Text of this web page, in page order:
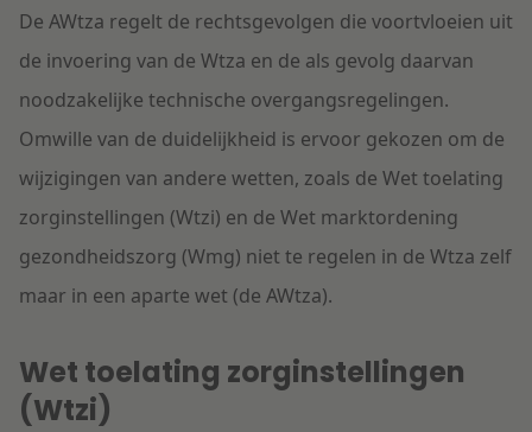
De AWtza regelt de rechtsgevolgen die voortvloeien uit
de invoering van de Wtza en de als gevolg daarvan
noodzakelijke technische overgangsregelingen.
Omwille van de duidelijkheid is ervoor gekozen om de
wijzigingen van andere wetten, zoals de Wet toelating
zorginstellingen (Wtzi) en de Wet marktordening
gezondheidszorg (Wmg) niet te regelen in de Wtza zelf
maar in een aparte wet (de AWtza).
Wet toelating zorginstellingen
(Wtzi)